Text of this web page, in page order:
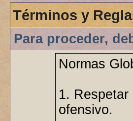
Términos y
Para proceder,
Normas
1.
ofensivo.